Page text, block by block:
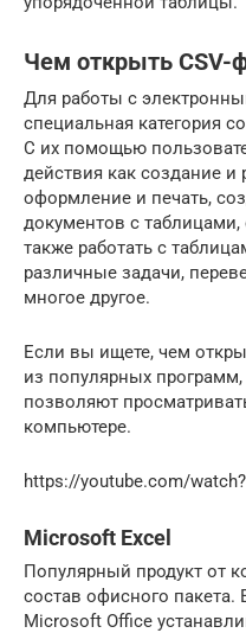
Чем открыть CSV-
Для работы с
специальная категория
С их помощью
действия как создание и
оформление и печать,
документов с
также работать с
различные задачи,
многое другое.
Если вы ищете, чем
из популярных
позволяют
компьютере.
https://youtube.com/
Microsoft Excel
Популярный продукт от
состав офисного пакета.
Microsoft Office